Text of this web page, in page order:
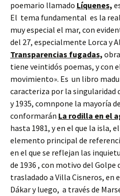
poemario llamado Líquenes,
El tema fundamental es la
muy especial el mar, con
del 27, especialmente Lorca y
Transparencias fugadas,
tiene veintidós poemas, y con
movimiento». Es un libro
caracteriza por la singularidad
y 1935, comnpone la mayoría
conformarán La rodilla en el
hasta 1981, y en el que la isla,
elemento principal de
en el que se reflejan las
de 1936 , con motivo del Golpe
trasladado a Villa Cisneros, en
Dákar y luego, a través de